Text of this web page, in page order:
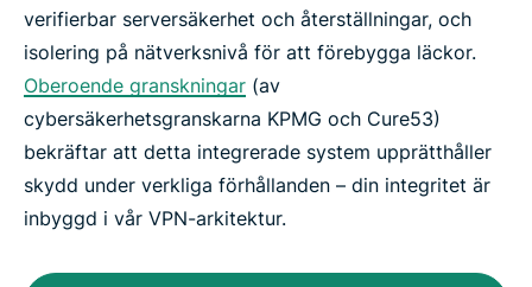
verifierbar serversäkerhet och återställningar, och
isolering på nätverksnivå för att förebygga läckor.
Oberoende granskningar (av
cybersäkerhetsgranskarna KPMG och Cure53)
bekräftar att detta integrerade system upprätthåller
skydd under verkliga förhållanden – din integritet är
inbyggd i vår VPN-arkitektur.